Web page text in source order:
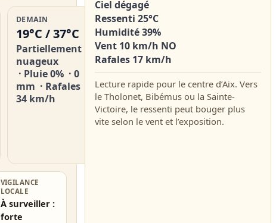
DEMAIN
19°C / 37°C
Partiellement
nuageux
· Pluie 0% · 0
mm · Rafales
34 km/h
VIGILANCE
LOCALE
À surveiller :
forte
Ciel dégagé
Ressenti 25°C
Humidité 39%
Vent 10 km/h NO
Rafales 17 km/h
Lecture rapide pour le centre d’Aix. Vers
le Tholonet, Bibémus ou la Sainte-
Victoire, le ressenti peut bouger plus
vite selon le vent et l’exposition.